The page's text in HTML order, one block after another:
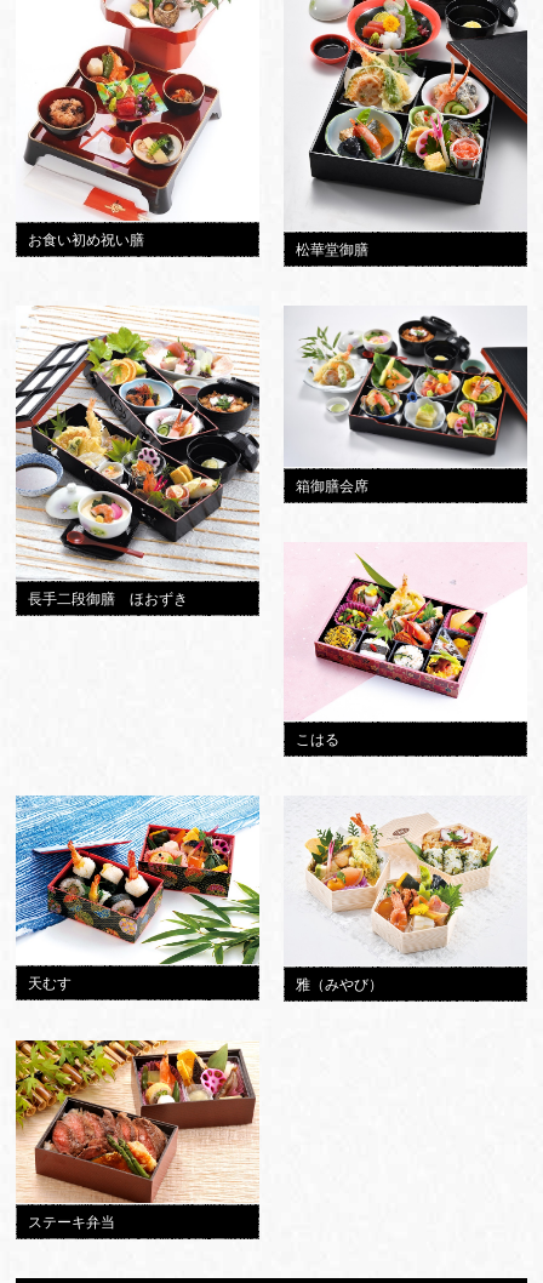
お食い初め祝い膳
松華堂御膳
長手二段御膳 ほおずき
箱御膳会席
こはる
天むす 雅（みやび）
ステーキ弁当